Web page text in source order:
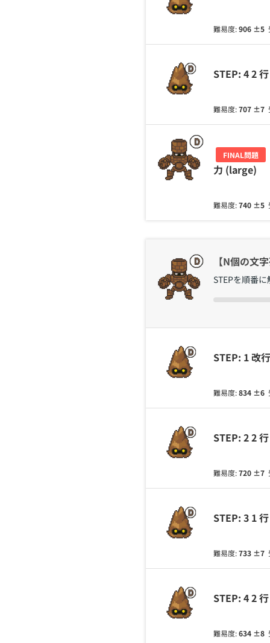
難易度:906 ±5
STEP: 4 2
難易度:707 ±7
FINAL問題
力 (large)
難易度:740 ±5
【N個の文
STEPを順番
STEP: 1 改
難易度:834 ±6
STEP: 2 2
難易度:720 ±7
STEP: 3 1
難易度:733 ±7
STEP: 4 2
難易度:634 ±8